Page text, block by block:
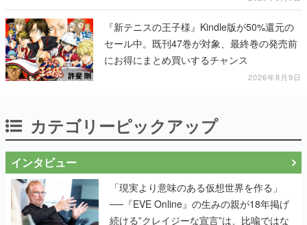
にお得にまとめ買いするチャンス
2026年8月9日
カテゴリーピックアップ
「現実より意味のある仮想世界を作る」
──『EVE Online』の生みの親が18年掲げ
く本気だった
作り込みのすさまじさにコラボ先も驚嘆